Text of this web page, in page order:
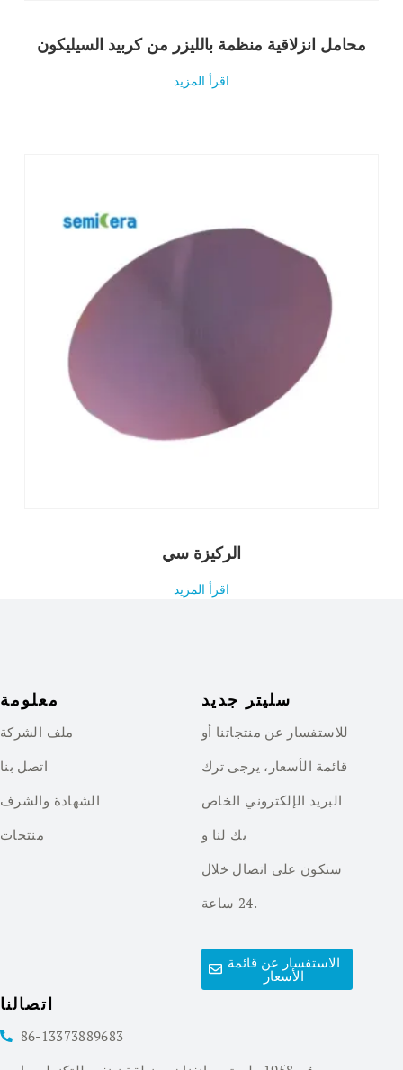
محامل انزلاقية منظمة بالليزر من كربيد السيليكون
اقرأ المزيد
الركيزة سي
اقرأ المزيد
معلومة
ملف الشركة
اتصل بنا
الشهادة والشرف
منتجات
سليتر جديد
للاستفسار عن منتجاتنا أو
قائمة الأسعار، يرجى ترك
البريد الإلكتروني الخاص
بك لنا و
سنكون على اتصال خلال
24 ساعة.
الاستفسار عن قائمة
الأسعار
اتصالنا
86-13373889683